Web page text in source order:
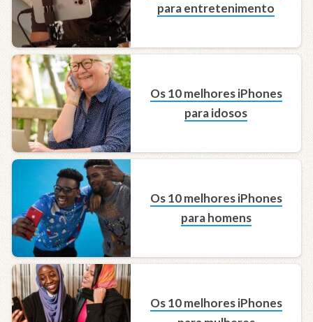
para entretenimento
Os 10 melhores iPhones
para idosos
Os 10 melhores iPhones
para homens
Os 10 melhores iPhones